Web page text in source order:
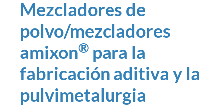
Mezcladores de
polvo/mezcladores
amixon® para la
fabricación aditiva y la
pulvimetalurgia